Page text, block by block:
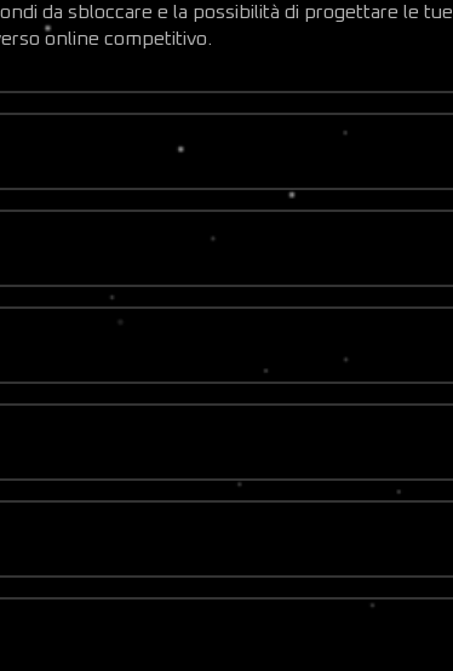
da sbloccare e la possibilità di progettare le tue
online competitivo.